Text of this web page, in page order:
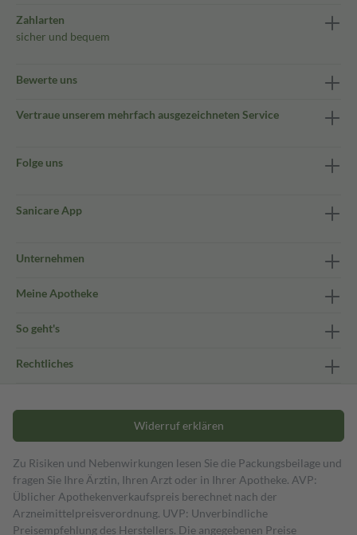
Zahlarten
sicher und bequem
Bewerte uns
Vertraue unserem mehrfach ausgezeichneten Service
Folge uns
Sanicare App
Unternehmen
Meine Apotheke
So geht's
Rechtliches
Widerruf erklären
Zu Risiken und Nebenwirkungen lesen Sie die Packungsbeilage und
fragen Sie Ihre Ärztin, Ihren Arzt oder in Ihrer Apotheke. AVP:
Üblicher Apothekenverkaufspreis berechnet nach der
Arzneimittelpreisverordnung. UVP: Unverbindliche
Preisempfehlung des Herstellers. Die angegebenen Preise